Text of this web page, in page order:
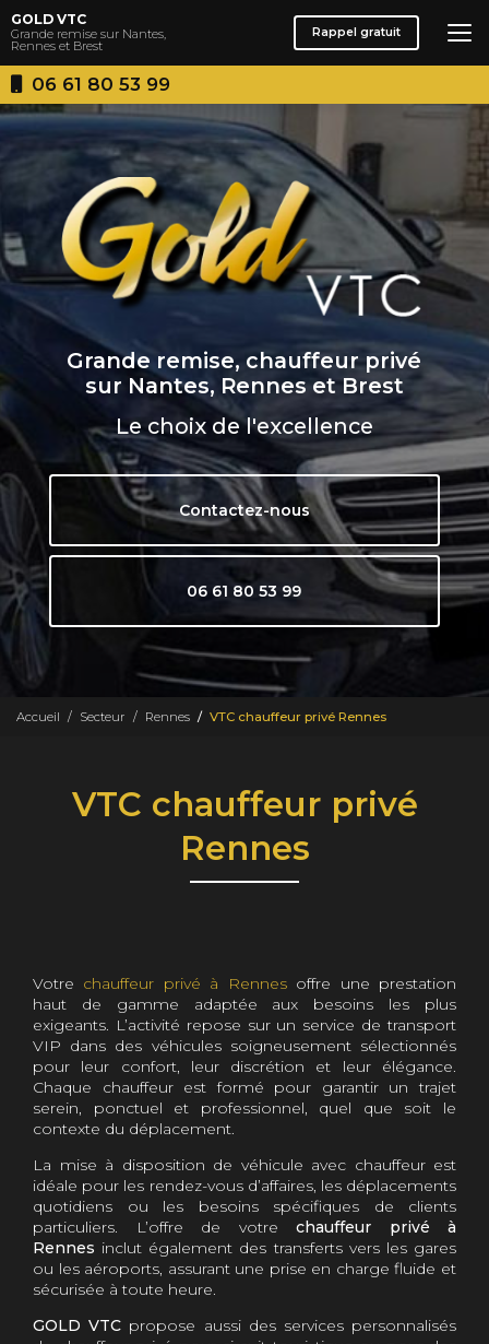
Aller
au
contenu
principal
06 61 80 53 99
GOLD VTC
Grande remise sur Nantes,
Rennes et Brest
Rappel gratuit
Grande remise, chauffeur privé
sur Nantes, Rennes et Brest
Le choix de l'excellence
Contactez-nous
06 61 80 53 99
Accueil Secteur Rennes VTC chauffeur privé Rennes
VTC chauffeur privé
Rennes
Votre chauffeur privé à Rennesoffre une prestation
haut de gamme adaptée aux besoins les plus
exigeants. L’activité repose sur un service de transport
VIP dans des véhicules soigneusement sélectionnés
pour leur confort, leur discrétion et leur élégance.
Chaque chauffeur est formé pour garantir un trajet
serein, ponctuel et professionnel, quel que soit le
contexte du déplacement.
La mise à disposition de véhicule avec chauffeur est
idéale pour les rendez-vous d’affaires, les déplacements
quotidiens ou les besoins spécifiques de clients
particuliers. L’offre de votre chauffeur privé à
Rennes inclut également des transferts vers les gares
ou les aéroports, assurant une prise en charge fluide et
sécurisée à toute heure.
GOLD VTC propose aussi des services personnalisés